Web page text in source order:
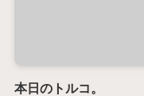
本日のトルコ。